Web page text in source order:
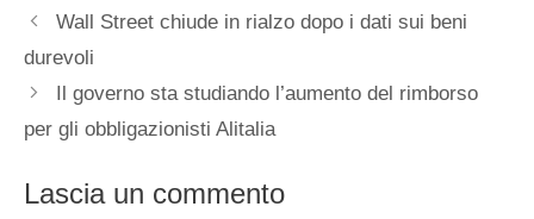
Wall Street chiude in rialzo dopo i dati sui beni
durevoli
Il governo sta studiando l’aumento del rimborso
per gli obbligazionisti Alitalia
Lascia un commento